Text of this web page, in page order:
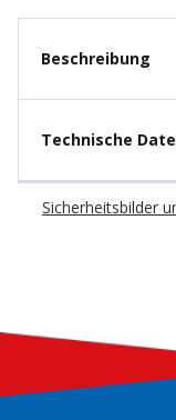
Beschreibung
Technische
Sicherheitsbilder